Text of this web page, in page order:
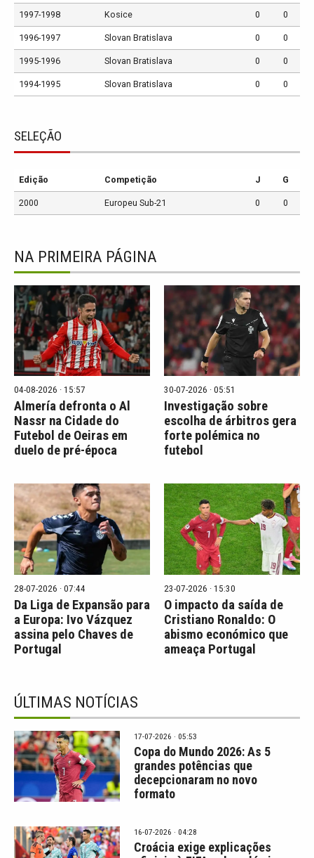
1997-1998 Kosice 0 0
1996-1997 Slovan Bratislava 0 0
1995-1996 Slovan Bratislava 0 0
1994-1995 Slovan Bratislava 0 0
SELEÇÃO
Edição Competição J G
2000 Europeu Sub-21 0 0
NA PRIMEIRA PÁGINA
04-08-2026 · 15:57
Almería defronta o Al
Nassr na Cidade do
Futebol de Oeiras em
duelo de pré-época
30-07-2026 · 05:51
Investigação sobre
escolha de árbitros gera
forte polémica no
futebol
28-07-2026 · 07:44
Da Liga de Expansão para
a Europa: Ivo Vázquez
assina pelo Chaves de
Portugal
23-07-2026 · 15:30
O impacto da saída de
Cristiano Ronaldo: O
abismo económico que
ameaça Portugal
ÚLTIMAS NOTÍCIAS
17-07-2026 · 05:53
Copa do Mundo 2026: As 5
grandes potências que
decepcionaram no novo
formato
16-07-2026 · 04:28
Croácia exige explicações